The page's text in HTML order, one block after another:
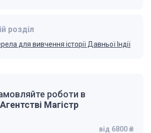
розділ
для вивчення історії Давньої Індії
роботи в
Агентстві Магістр
від 6800 ₴